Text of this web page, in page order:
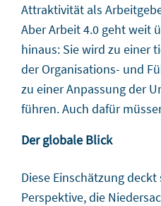
Attraktivität als
Aber Arbeit 4.0 geht weit
hinaus: Sie wird zu einer
der Organisations- und
zu einer Anpassung der
führen. Auch dafür
Der globale Blick
Diese Einschätzung
Perspektive, die